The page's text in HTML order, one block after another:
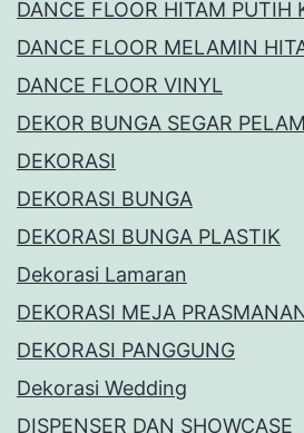
DANCE FLOOR HITAM PUTIH
DANCE FLOOR MELAMIN
DANCE FLOOR VINYL
DEKOR BUNGA SEGAR
DEKORASI
DEKORASI BUNGA
DEKORASI BUNGA PLASTIK
Dekorasi Lamaran
DEKORASI MEJA
DEKORASI PANGGUNG
Dekorasi Wedding
DISPENSER DAN SHOWCASE